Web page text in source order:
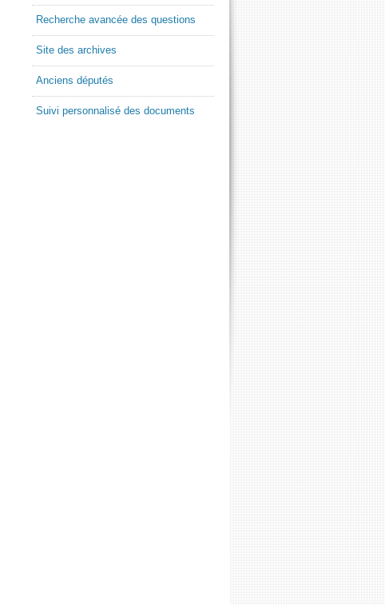
Recherche avancée des questions
Site des archives
Anciens députés
Suivi personnalisé des documents